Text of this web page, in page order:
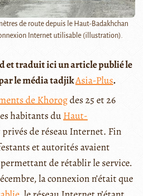
de route depuis le Haut-Badakhchan
Internet utilisable (illustration).
et traduit ici un article publié le
le média tadjikAsia-Plus.
de Khorogdes 25 et 26
habitants duHaut-
privés de réseau Internet. Fin
et autorités avaient
permettant de rétablir le service.
la connexion n’était que